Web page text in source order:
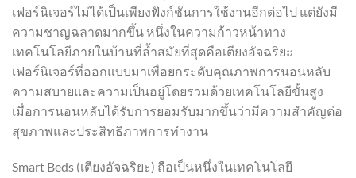
เฟอร์นิเจอร์ไม่ได้เป็นเพียงฟังก์ชันการใช้งานอีกต่อไป แต่ยังมี
ความชาญฉลาดมากขึ้น หนึ่งในความก้าวหน้าทาง
เทคโนโลยีภายในบ้านที่ล้ำสมัยที่สุดคือเตียงอัจฉริยะ
เฟอร์นิเจอร์ที่ออกแบบมาเพื่อยกระดับคุณภาพการนอนหลับ
ความสบายและความเป็นอยู่โดยรวมด้วยเทคโนโลยีขั้นสูง
เมื่อการนอนหลับได้รับการยอมรับมากขึ้นว่ามีความสำคัญต่อ
สุขภาพและประสิทธิภาพการทำงาน
Smart Beds (เตียงอัจฉริยะ) ถือเป็นหนึ่งในเทคโนโลยี